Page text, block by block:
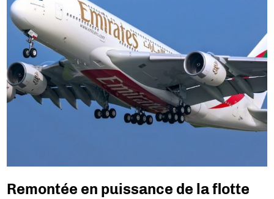
Remontée en puissance de la flotte